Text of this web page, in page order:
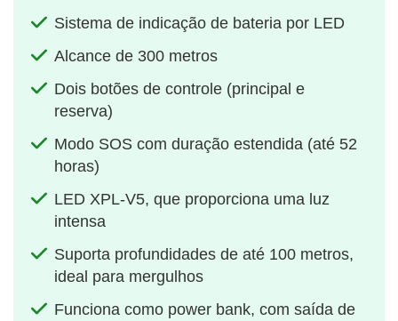
Sistema de indicação de bateria por LED
Alcance de 300 metros
Dois botões de controle (principal e
reserva)
Modo SOS com duração estendida (até 52
horas)
LED XPL-V5, que proporciona uma luz
intensa
Suporta profundidades de até 100 metros,
ideal para mergulhos
Funciona como power bank, com saída de